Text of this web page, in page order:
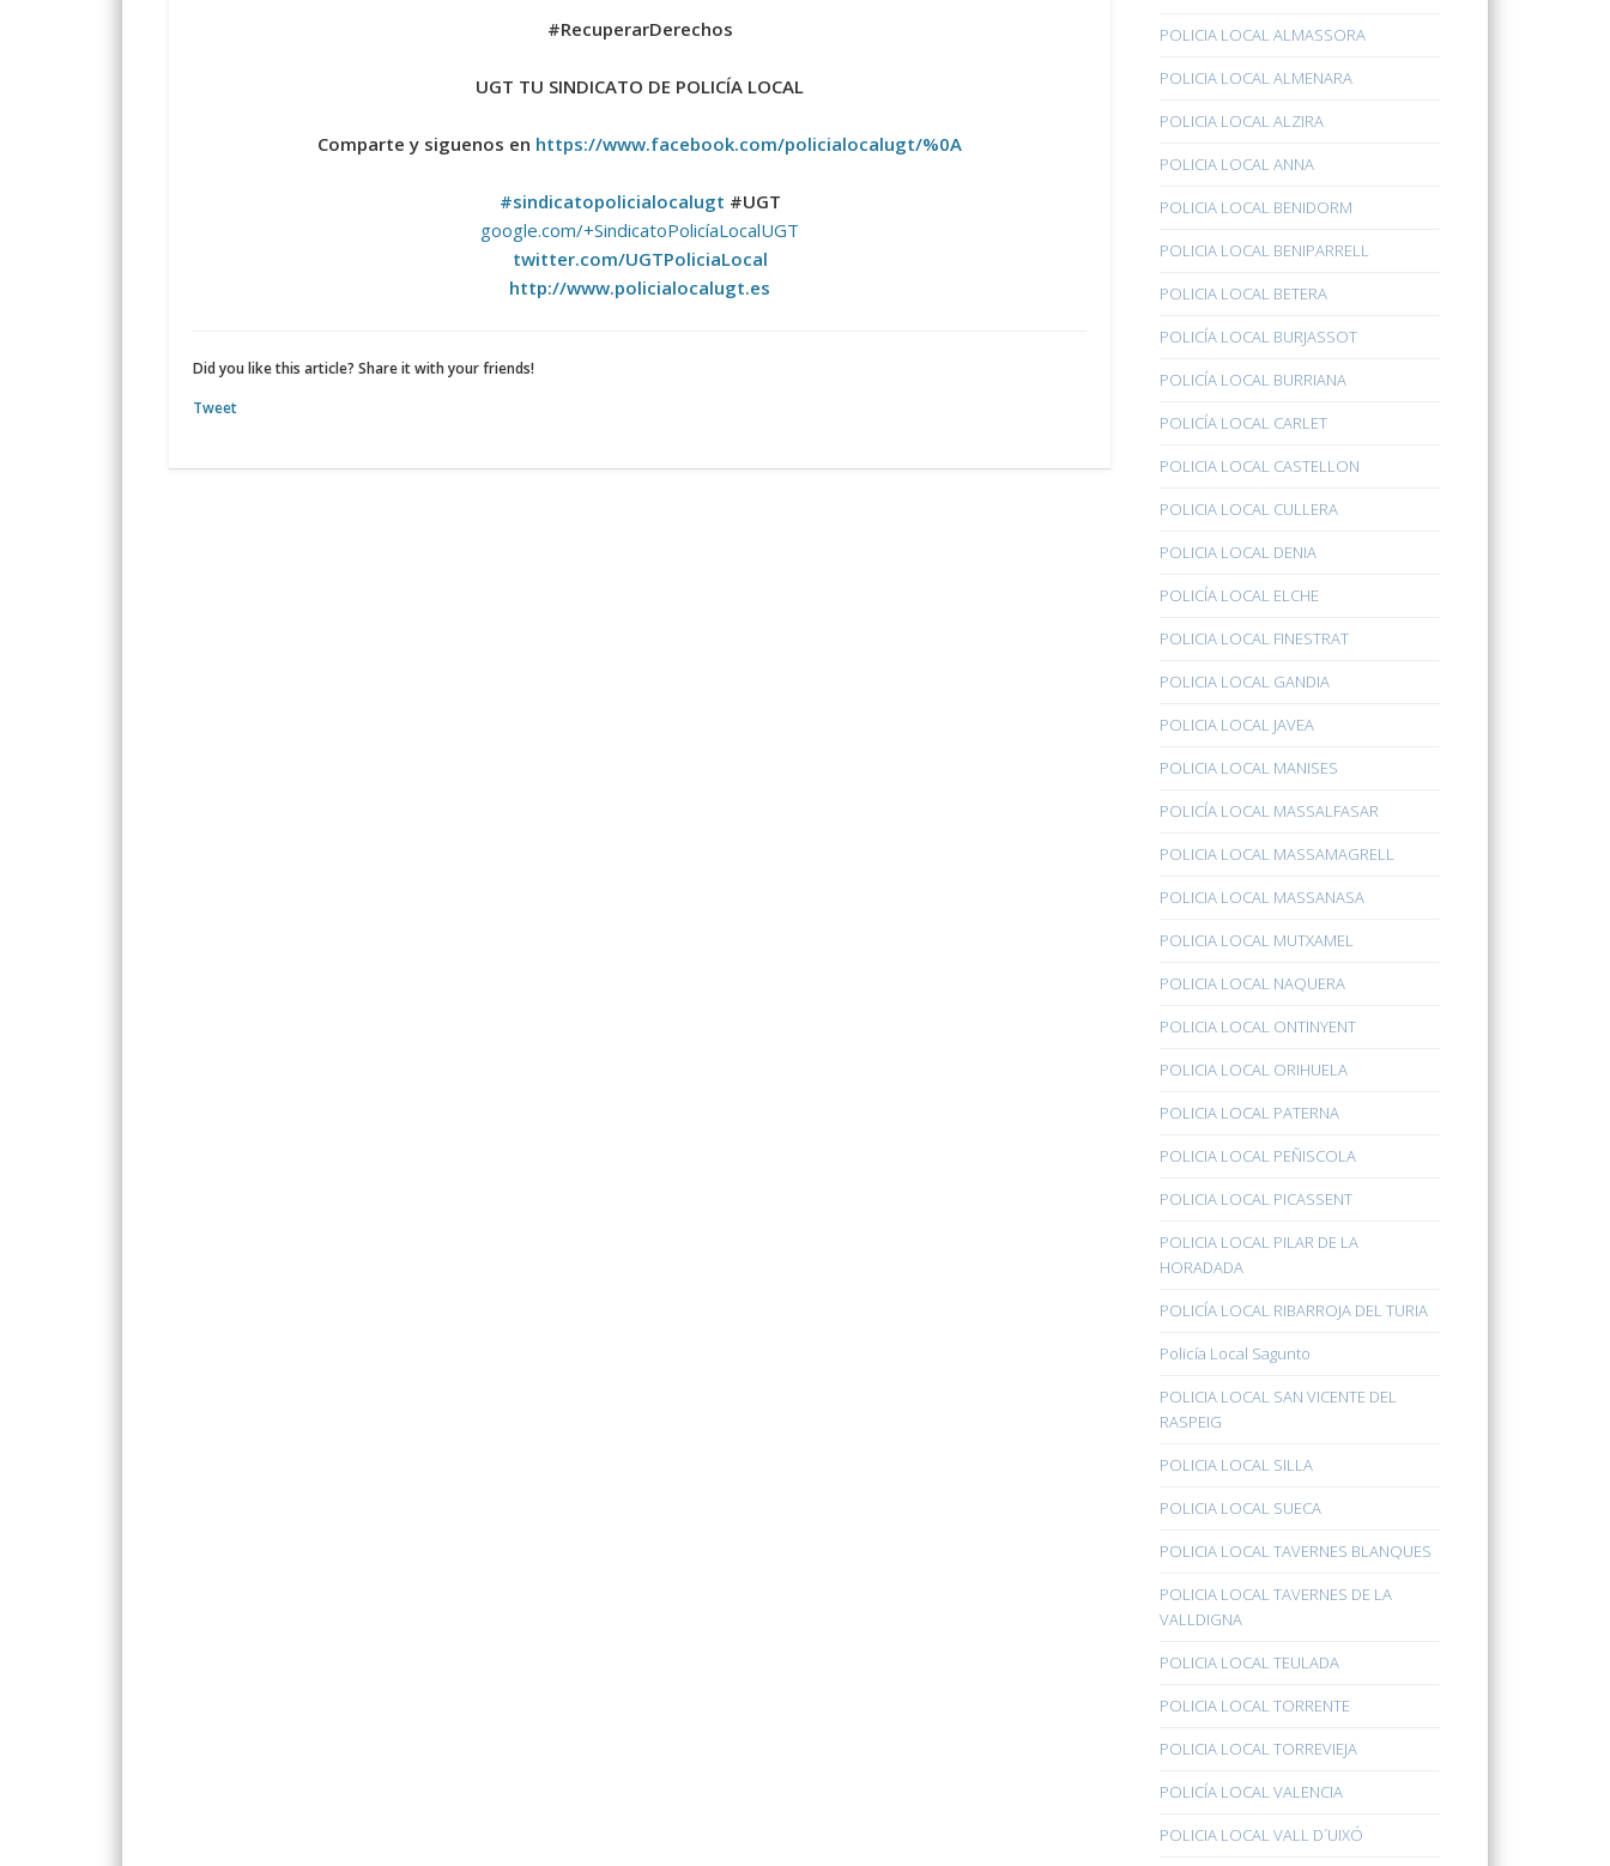
#RecuperarDerechos
UGT TU SINDICATO DE POLICÍA LOCAL
Comparte y siguenos en https://www.facebook.com/policialocalugt/%0A
#sindicatopolicialocalugt #UGT
google.com/+SindicatoPolicíaLocalUGT
twitter.com/UGTPoliciaLocal
http://www.policialocalugt.es
Did you like this article? Share it with your friends!
Tweet
POLICIA LOCAL ALMASSORA
POLICIA LOCAL ALMENARA
POLICIA LOCAL ALZIRA
POLICIA LOCAL ANNA
POLICIA LOCAL BENIDORM
POLICIA LOCAL BENIPARRELL
POLICIA LOCAL BETERA
POLICÍA LOCAL BURJASSOT
POLICÍA LOCAL BURRIANA
POLICÍA LOCAL CARLET
POLICIA LOCAL CASTELLON
POLICIA LOCAL CULLERA
POLICIA LOCAL DENIA
POLICÍA LOCAL ELCHE
POLICIA LOCAL FINESTRAT
POLICIA LOCAL GANDIA
POLICIA LOCAL JAVEA
POLICIA LOCAL MANISES
POLICÍA LOCAL MASSALFASAR
POLICIA LOCAL MASSAMAGRELL
POLICIA LOCAL MASSANASA
POLICIA LOCAL MUTXAMEL
POLICIA LOCAL NAQUERA
POLICIA LOCAL ONTINYENT
POLICIA LOCAL ORIHUELA
POLICIA LOCAL PATERNA
POLICIA LOCAL PEÑISCOLA
POLICIA LOCAL PICASSENT
POLICIA LOCAL PILAR DE LA
HORADADA
POLICÍA LOCAL RIBARROJA DEL TURIA
Policía Local Sagunto
POLICIA LOCAL SAN VICENTE DEL
RASPEIG
POLICIA LOCAL SILLA
POLICIA LOCAL SUECA
POLICIA LOCAL TAVERNES BLANQUES
POLICIA LOCAL TAVERNES DE LA
VALLDIGNA
POLICIA LOCAL TEULADA
POLICIA LOCAL TORRENTE
POLICIA LOCAL TORREVIEJA
POLICÍA LOCAL VALENCIA
POLICIA LOCAL VALL D´UIXÓ